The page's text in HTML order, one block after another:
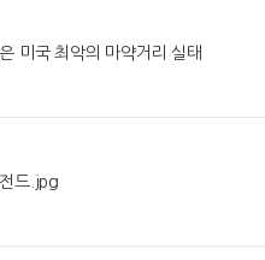
미국 최악의 마약거리 실태
드.jpg